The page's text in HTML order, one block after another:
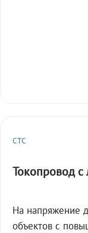
СТС
Токопровод
На напряжение
объектов с